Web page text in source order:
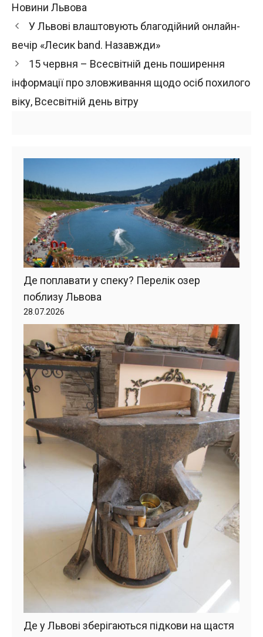
Новини Львова
У Львові влаштовують благодійний онлайн-
вечір «Лесик band. Назавжди»
15 червня – Всесвітній день поширення
інформації про зловживання щодо осіб похилого
віку, Всесвітній день вітру
Де поплавати у спеку? Перелік озер
поблизу Львова
28.07.2026
Де у Львові зберігаються підкови на щастя